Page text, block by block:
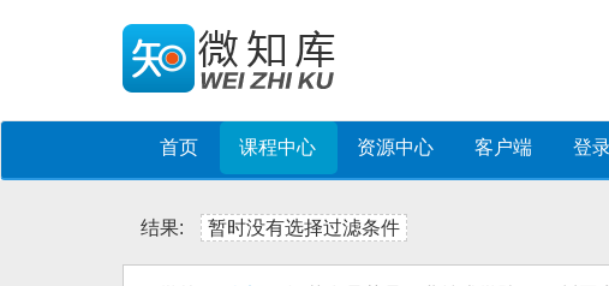
首页 课程中心 资源中心 客户端 登
结果: 暂时没有选择过滤条件